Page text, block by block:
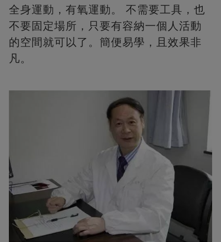
全身運動，有氧運動。 不需要工具，也
不要固定場所，只要有容納一個人活動
的空間就可以了。簡便易學，且效果非
凡。